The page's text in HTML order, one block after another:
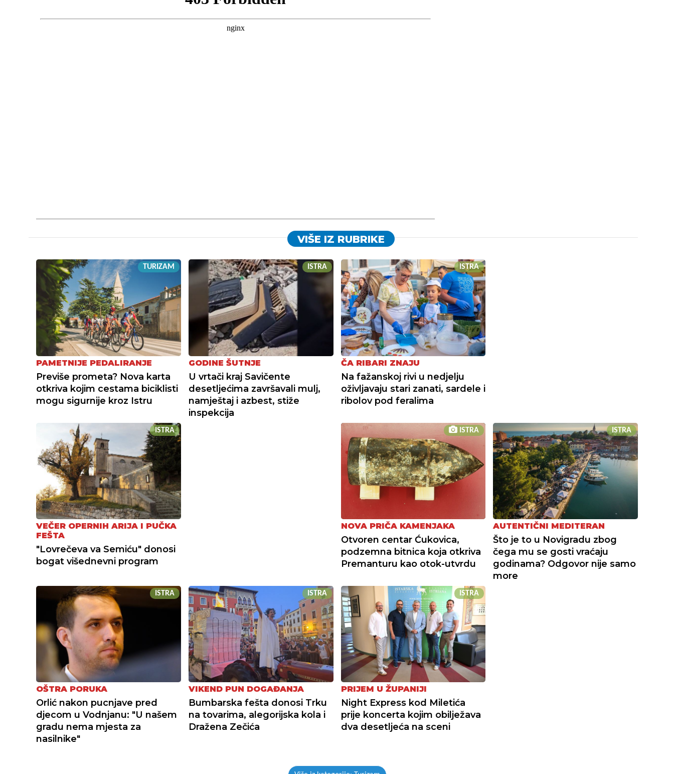
VIŠE IZ RUBRIKE
TURIZAM
PAMETNIJE PEDALIRANJE
Previše prometa? Nova karta
otkriva kojim cestama biciklisti
mogu sigurnije kroz Istru
ISTRA
GODINE ŠUTNJE
U vrtači kraj Savičente
desetljećima završavali mulj,
namještaj i azbest, stiže
inspekcija
ISTRA
ČA RIBARI ZNAJU
Na fažanskoj rivi u nedjelju
oživljavaju stari zanati, sardele i
ribolov pod feralima
ISTRA
VEČER OPERNIH ARIJA I PUČKA
FEŠTA
"Lovrečeva va Semiću" donosi
bogat višednevni program
ISTRA
NOVA PRIČA KAMENJAKA
Otvoren centar Ćukovica,
podzemna bitnica koja otkriva
Premanturu kao otok-utvrdu
ISTRA
AUTENTIČNI MEDITERAN
Što je to u Novigradu zbog
čega mu se gosti vraćaju
godinama? Odgovor nije samo
more
ISTRA
OŠTRA PORUKA
Orlić nakon pucnjave pred
djecom u Vodnjanu: "U našem
gradu nema mjesta za
nasilnike"
ISTRA
VIKEND PUN DOGAĐANJA
Bumbarska fešta donosi Trku
na tovarima, alegorijska kola i
Dražena Zečića
ISTRA
PRIJEM U ŽUPANIJI
Night Express kod Miletića
prije koncerta kojim obilježava
dva desetljeća na sceni